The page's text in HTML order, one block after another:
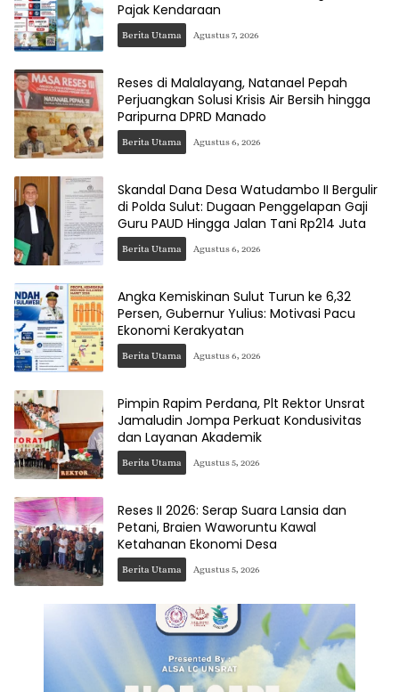
Pajak Kendaraan
Berita Utama Agustus 7, 2026
Reses di Malalayang, Natanael Pepah
Perjuangkan Solusi Krisis Air Bersih hingga
Paripurna DPRD Manado
Berita Utama Agustus 6, 2026
Skandal Dana Desa Watudambo II Bergulir
di Polda Sulut: Dugaan Penggelapan Gaji
Guru PAUD Hingga Jalan Tani Rp214 Juta
Berita Utama Agustus 6, 2026
Angka Kemiskinan Sulut Turun ke 6,32
Persen, Gubernur Yulius: Motivasi Pacu
Ekonomi Kerakyatan
Berita Utama Agustus 6, 2026
Pimpin Rapim Perdana, Plt Rektor Unsrat
Jamaludin Jompa Perkuat Kondusivitas
dan Layanan Akademik
Berita Utama Agustus 5, 2026
Reses II 2026: Serap Suara Lansia dan
Petani, Braien Waworuntu Kawal
Ketahanan Ekonomi Desa
Berita Utama Agustus 5, 2026